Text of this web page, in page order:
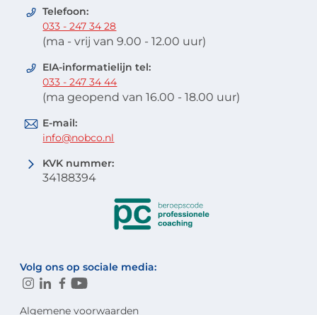
Telefoon:
033 - 247 34 28
(ma - vrij van 9.00 - 12.00 uur)
EIA-informatielijn tel:
033 - 247 34 44
(ma geopend van 16.00 - 18.00 uur)
E-mail:
info@nobco.nl
KVK nummer:
34188394
Volg ons op sociale media:
Algemene voorwaarden